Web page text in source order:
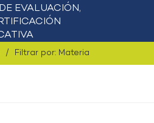
Filtrar por: Materia